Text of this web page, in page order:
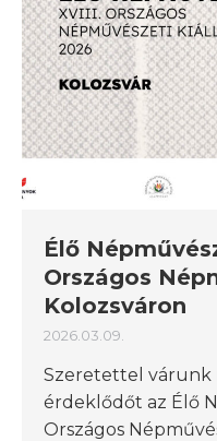
Élő
Országos
Kolozsváron
2026.03.09.
Szeretettel várunk
érdeklődőt az Élő
Országos